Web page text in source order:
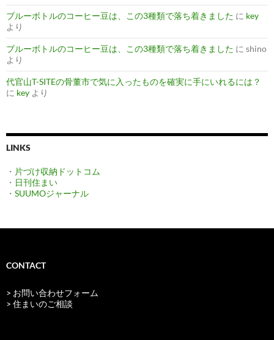
ブルーボトルのコーヒー豆は、この3種類で落ち着きました に key
より
ブルーボトルのコーヒー豆は、この3種類で落ち着きました に shino
より
代官山T-SITEの骨董市で気に入ったものを確実に手にいれるには？
に key より
LINKS
・ 片づけ収納ドットコム
・ 日刊住まい
・ SUUMOジャーナル
CONTACT
> お問い合わせフォーム
> 住まいのご相談